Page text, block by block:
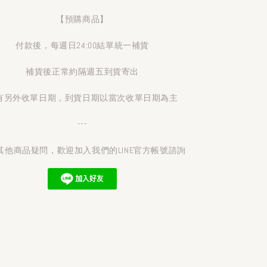
【預購商品】
付款後，每週日24:00結單統一補貨
補貨後正常約隔週五到貨寄出
另外收單日期，到貨日期以當次收單日期為主
---
他商品疑問，歡迎加入我們的LINE官方帳號諮詢